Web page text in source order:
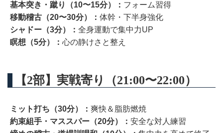
基本突き・蹴り（10〜15分）： フォーム習得
移動稽古（20〜30分）： 体幹・下半身強化
シャドー（3分）： 全身運動で集中力UP
瞑想（5分）： 心の静けさと整え
【2部】実戦寄り（21:00〜22:00）
ミット打ち（30分）： 爽快＆脂肪燃焼
約束組手・マススパー（20分）： 安全な対人練習